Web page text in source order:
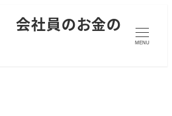
会社員のお金の
MENU